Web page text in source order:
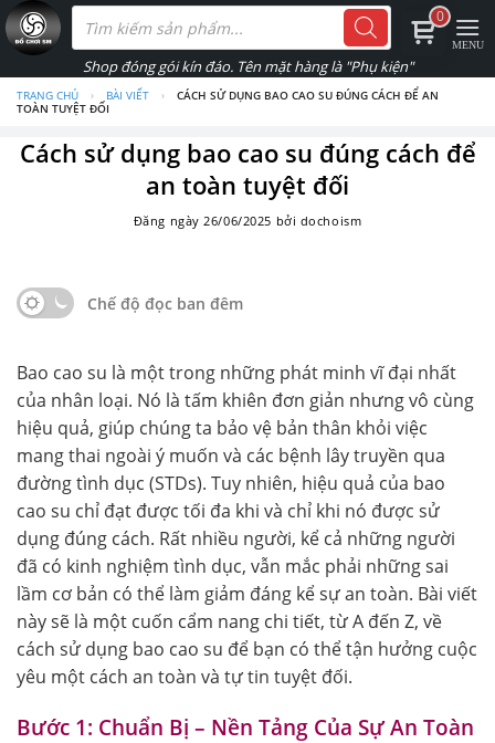
Skip
to
Tìm
kiếm
phẩm
TRANG CHỦ › BÀI VIẾT ›
CÁCH SỬ DỤNG BAO CAO SU ĐÚNG CÁCH ĐỂ AN
TOÀN TUYỆT ĐỐI
Cách sử dụng bao cao su đúng cách để
an toàn tuyệt đối
Đăng ngày26/06/2025 bởi dochoism
Chế độ đọc ban đêm
Bao cao su là một trong những phát minh vĩ đại nhất
của nhân loại. Nó là tấm khiên đơn giản nhưng vô cùng
hiệu quả, giúp chúng ta bảo vệ bản thân khỏi việc
mang thai ngoài ý muốn và các bệnh lây truyền qua
đường tình dục (STDs). Tuy nhiên, hiệu quả của bao
cao su chỉ đạt được tối đa khi và chỉ khi nó được sử
dụng đúng cách. Rất nhiều người, kể cả những người
đã có kinh nghiệm tình dục, vẫn mắc phải những sai
lầm cơ bản có thể làm giảm đáng kể sự an toàn. Bài viết
này sẽ là một cuốn cẩm nang chi tiết, từ A đến Z, về
cách sử dụng bao cao su để bạn có thể tận hưởng cuộc
yêu một cách an toàn và tự tin tuyệt đối.
Bước 1: Chuẩn Bị – Nền Tảng Của Sự An Toàn
0